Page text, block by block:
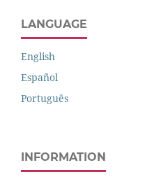
LANGUAGE
English
Español
Português
INFORMATION